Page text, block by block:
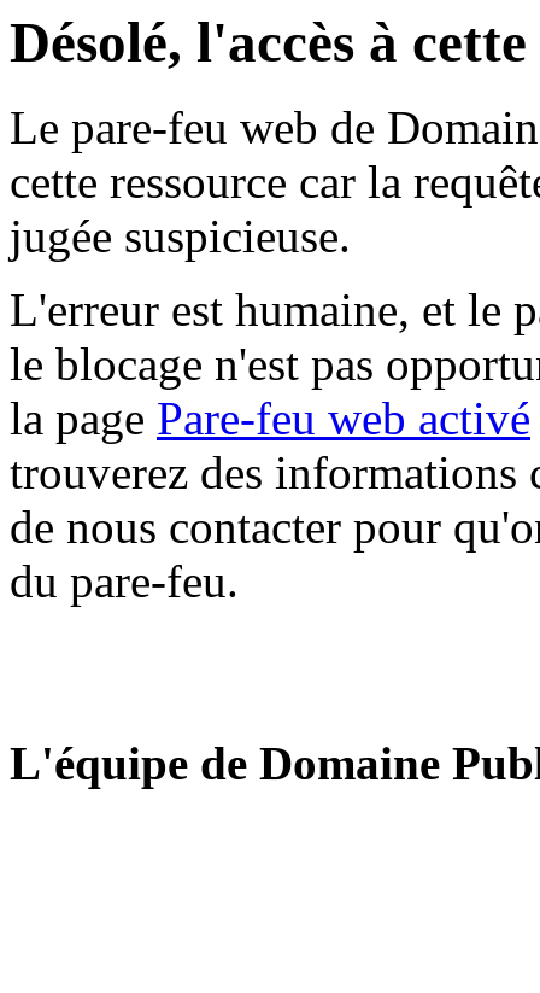
Désolé, l'accès à
Le pare-feu web de
cette ressource car la
jugée suspicieuse.
L'erreur est humaine, et le
le blocage n'est pas
la page Pare-feu web activé
trouverez des informations
de nous contacter pour
du pare-feu.
L'équipe de Domaine